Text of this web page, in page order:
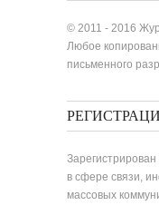
© 2011 - 2016
Любое
письменного
в сфере связи,
массовых